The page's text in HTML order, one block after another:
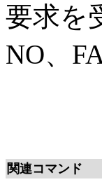
要求を
NO、
関連コマンド